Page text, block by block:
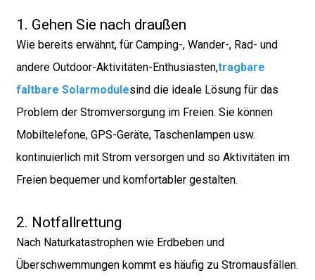
1. Gehen Sie nach draußen
Wie bereits erwähnt, für Camping-, Wander-, Rad- und
andere Outdoor-Aktivitäten-Enthusiasten,tragbare
faltbare Solarmodulesind die ideale Lösung für das
Problem der Stromversorgung im Freien. Sie können
Mobiltelefone, GPS-Geräte, Taschenlampen usw.
kontinuierlich mit Strom versorgen und so Aktivitäten im
Freien bequemer und komfortabler gestalten.
2. Notfallrettung
Nach Naturkatastrophen wie Erdbeben und
Überschwemmungen kommt es häufig zu Stromausfällen.